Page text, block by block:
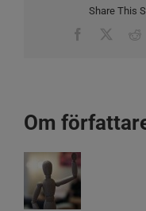
Share This
Facebook
Om